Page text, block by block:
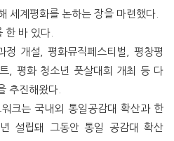
세계평화를 논하는 장을 마련했다.
한 바 있다.
정 개설, 평화뮤직페스티벌, 평창평
, 평화 청소년 풋살대회 개최 등 다
추진해왔다.
크는 국내외 통일공감대 확산과 한
설립돼 그동안 통일 공감대 확산